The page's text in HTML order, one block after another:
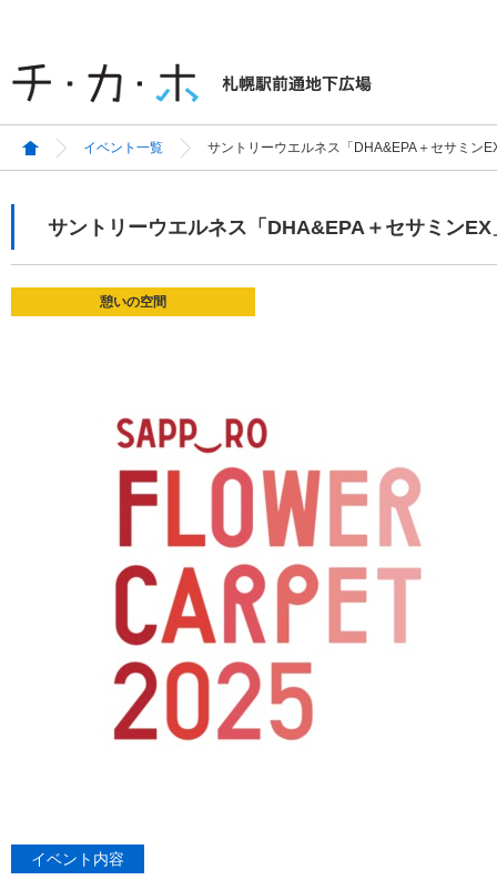
イベント一覧 サントリーウエルネス「DHA&EPA＋セサミン
サントリーウエルネス「DHA&EPA＋セサミン
憩いの空間
イベント内容